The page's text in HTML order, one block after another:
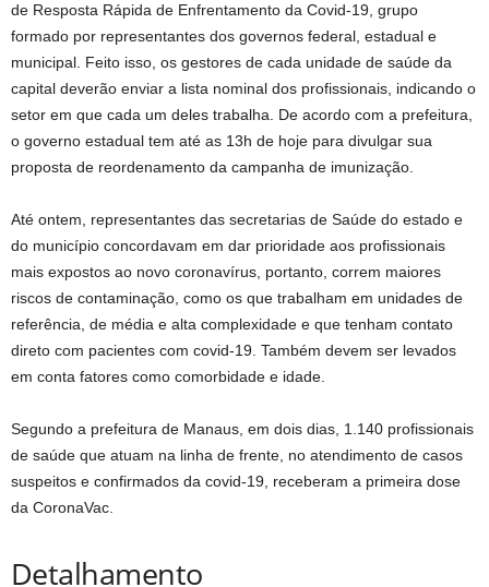
de Resposta Rápida de Enfrentamento da Covid-19, grupo
formado por representantes dos governos federal, estadual e
municipal. Feito isso, os gestores de cada unidade de saúde da
capital deverão enviar a lista nominal dos profissionais, indicando o
setor em que cada um deles trabalha. De acordo com a prefeitura,
o governo estadual tem até as 13h de hoje para divulgar sua
proposta de reordenamento da campanha de imunização.
Até ontem, representantes das secretarias de Saúde do estado e
do município concordavam em dar prioridade aos profissionais
mais expostos ao novo coronavírus, portanto, correm maiores
riscos de contaminação, como os que trabalham em unidades de
referência, de média e alta complexidade e que tenham contato
direto com pacientes com covid-19. Também devem ser levados
em conta fatores como comorbidade e idade.
Segundo a prefeitura de Manaus, em dois dias, 1.140 profissionais
de saúde que atuam na linha de frente, no atendimento de casos
suspeitos e confirmados da covid-19, receberam a primeira dose
da CoronaVac.
Detalhamento